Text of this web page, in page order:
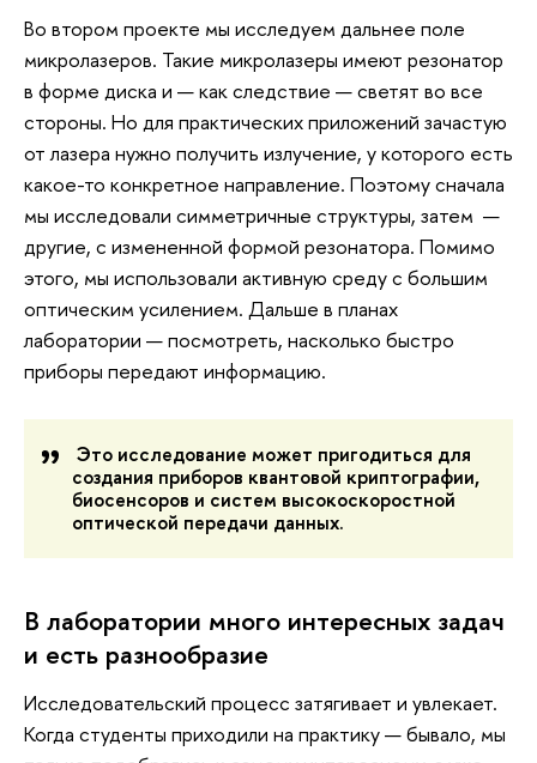
Во втором проекте мы исследуем дальнее поле
микролазеров. Такие микролазеры имеют резонатор
в форме диска и — как следствие — светят во все
стороны. Но для практических приложений зачастую
от лазера нужно получить излучение, у которого есть
какое-то конкретное направление. Поэтому сначала
мы исследовали симметричные структуры, затем —
другие, с измененной формой резонатора. Помимо
этого, мы использовали активную среду с большим
оптическим усилением. Дальше в планах
лаборатории — посмотреть, насколько быстро
приборы передают информацию.
Это исследование может пригодиться для
создания приборов квантовой криптографии,
биосенсоров и систем высокоскоростной
оптической передачи данных.
В лаборатории много интересных задач
и есть разнообразие
Исследовательский процесс затягивает и увлекает.
Когда студенты приходили на практику — бывало, мы